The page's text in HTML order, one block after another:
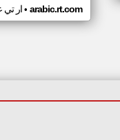
ار تي• arabic.rt.com